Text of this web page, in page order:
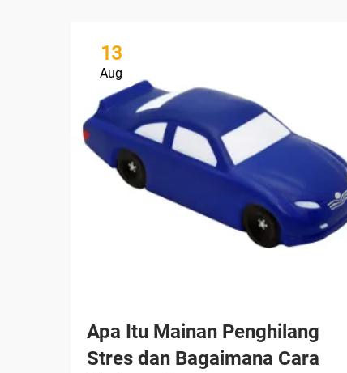
13
Aug
Apa Itu Mainan Penghilang
Stres dan Bagaimana Cara